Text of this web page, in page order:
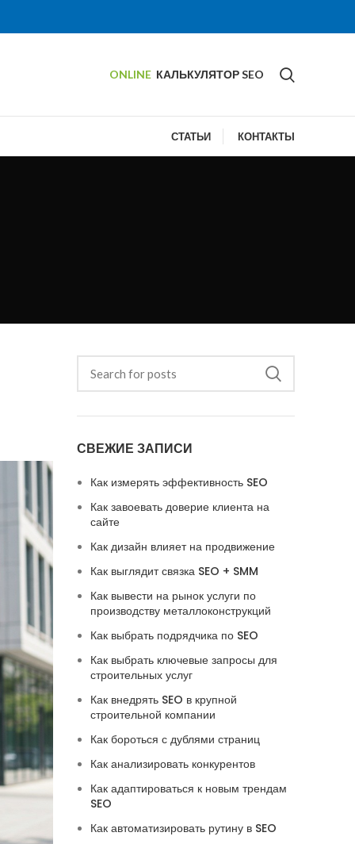
ONLINE КАЛЬКУЛЯТОР SEO
СТАТЬИ КОНТАКТЫ
СВЕЖИЕ ЗАПИСИ
Как измерять эффективность SEO
Как завоевать доверие клиента на
сайте
Как дизайн влияет на продвижение
Как выглядит связка SEO + SMM
Как вывести на рынок услуги по
производству металлоконструкций
Как выбрать подрядчика по SEO
Как выбрать ключевые запросы для
строительных услуг
Как внедрять SEO в крупной
строительной компании
Как бороться с дублями страниц
Как анализировать конкурентов
Как адаптироваться к новым трендам
SEO
Как автоматизировать рутину в SEO